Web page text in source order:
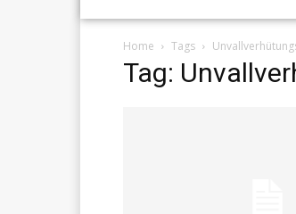
Home Tags
Tag: